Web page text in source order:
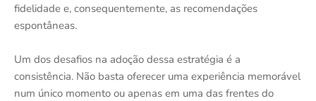
fidelidade e, consequentemente, as recomendações
espontâneas.
Um dos desafios na adoção dessa estratégia é a
consistência. Não basta oferecer uma experiência memorável
num único momento ou apenas em uma das frentes do